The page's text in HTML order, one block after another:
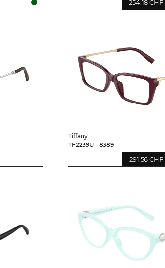
254.18 CHF
Tiffany
TF2239U - 8389
291.56 CHF